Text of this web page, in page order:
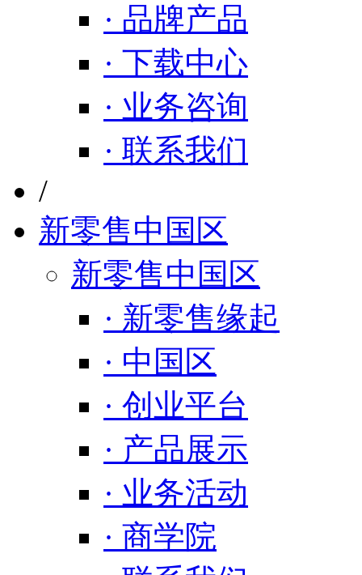
· 品牌产品
· 下载中心
· 业务咨询
· 联系我们
/
新零售中国区
新零售中国区
· 新零售缘起
· 中国区
· 创业平台
· 产品展示
· 业务活动
· 商学院